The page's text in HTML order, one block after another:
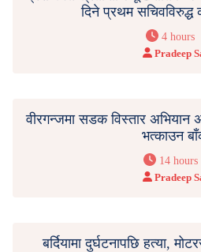
दिने प्रथम सचिवविरुद्ध
4 hours
Pradeep
वीरगन्जमा सडक विस्तार अभियान
भत्काउन
14 hours
Pradeep
बर्दियामा दुर्घटनापछि हत्या,